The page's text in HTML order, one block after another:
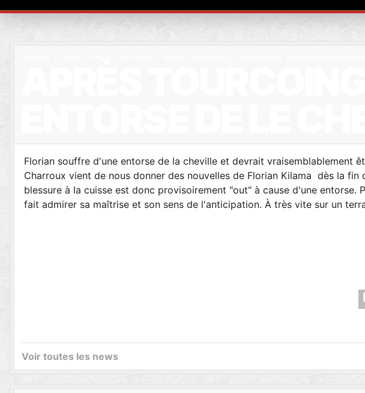
Florian souffre d'une entorse de la cheville et devrait vraisemblablement
Charroux vient de nous donner des nouvelles de Florian Kilama dès la
blessure à la cuisse est donc provisoirement "out" à cause d'une entorse.
fait admirer sa maîtrise et son sens de l'anticipation. À très vite sur un
Voir toutes les news